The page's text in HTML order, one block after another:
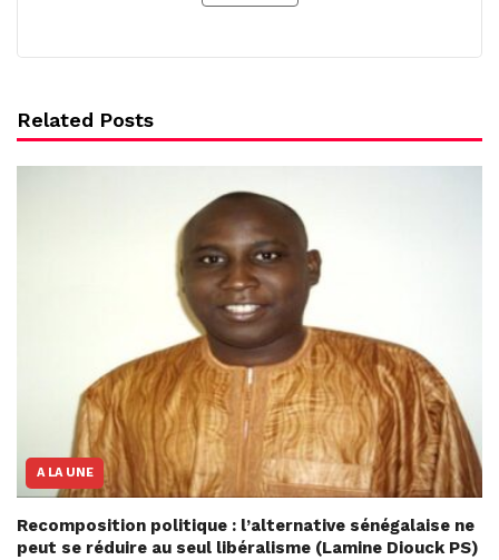
Related Posts
A LA UNE
Recomposition politique : l’alternative sénégalaise ne
peut se réduire au seul libéralisme (Lamine Diouck PS)